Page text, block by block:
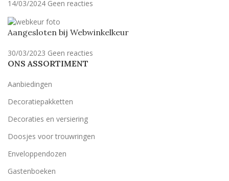
14/03/2024 Geen reacties
Aangesloten bij Webwinkelkeur
30/03/2023 Geen reacties
ONS ASSORTIMENT
Aanbiedingen
Decoratiepakketten
Decoraties en versiering
Doosjes voor trouwringen
Enveloppendozen
Gastenboeken